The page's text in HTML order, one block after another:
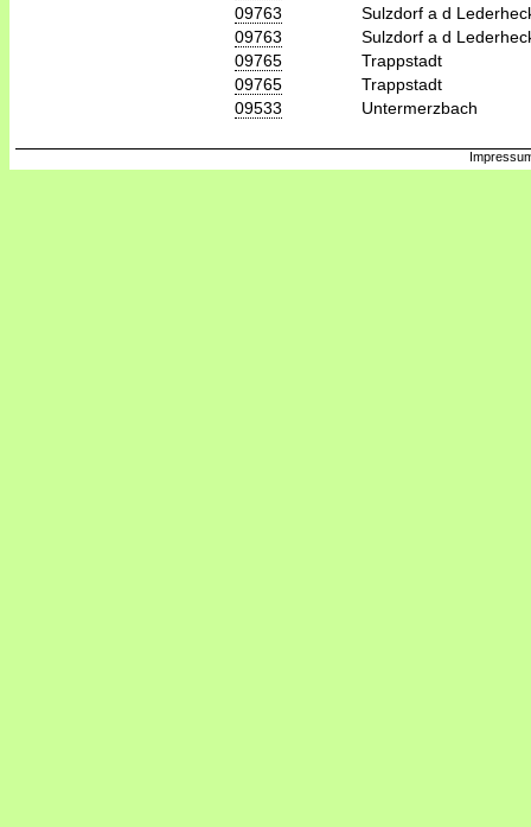
09763
Sulzdorf a d
09763
Sulzdorf a d
09765
Trappstadt
09765
Trappstadt
09533
Untermerzbach